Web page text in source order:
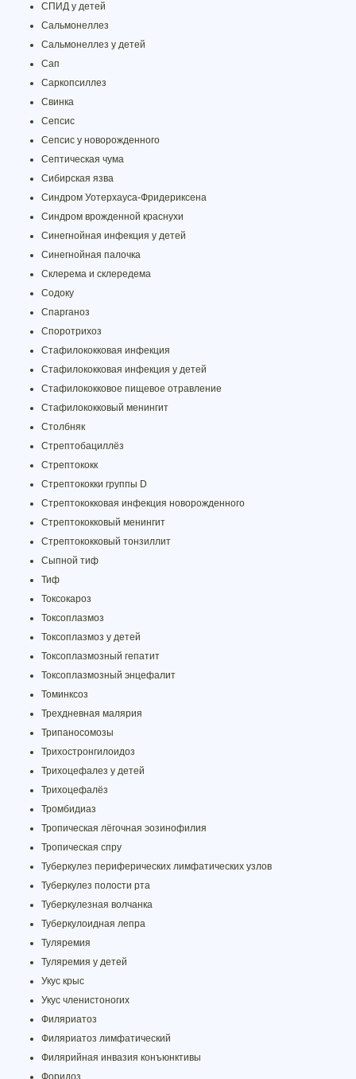
СПИД у детей
Сальмонеллез
Сальмонеллез у детей
Сап
Саркопсиллез
Свинка
Сепсис
Сепсис у новорожденного
Септическая чума
Сибирская язва
Синдром Уотерхауса-Фридериксена
Синдром врожденной краснухи
Синегнойная инфекция у детей
Синегнойная палочка
Склерема и склередема
Содоку
Спарганоз
Споротрихоз
Стафилококковая инфекция
Стафилококковая инфекция у детей
Стафилококковое пищевое отравление
Стафилококковый менингит
Столбняк
Стрептобациллёз
Стрептококк
Стрептококки группы D
Стрептококковая инфекция новорожденного
Стрептококковый менингит
Стрептококковый тонзиллит
Сыпной тиф
Тиф
Токсокароз
Токсоплазмоз
Токсоплазмоз у детей
Токсоплазмозный гепатит
Токсоплазмозный энцефалит
Томинксоз
Трехдневная малярия
Трипаносомозы
Трихостронгилоидоз
Трихоцефалез у детей
Трихоцефалёз
Тромбидиаз
Тропическая лёгочная эозинофилия
Тропическая спру
Туберкулез периферических лимфатических узлов
Туберкулез полости рта
Туберкулезная волчанка
Туберкулоидная лепра
Туляремия
Туляремия у детей
Укус крыс
Укус членистоногих
Филяриатоз
Филяриатоз лимфатический
Филярийная инвазия конъюнктивы
Форидоз